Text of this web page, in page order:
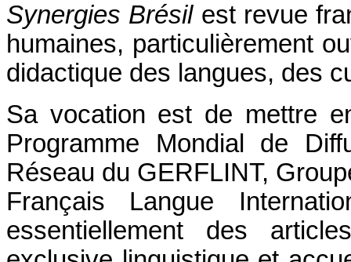
Synergies Brésil est revue
humaines, particulièrement
didactique des langues, des
Sa vocation est de mettre
Programme Mondial de
Réseau du GERFLINT,
Français Langue
essentiellement des